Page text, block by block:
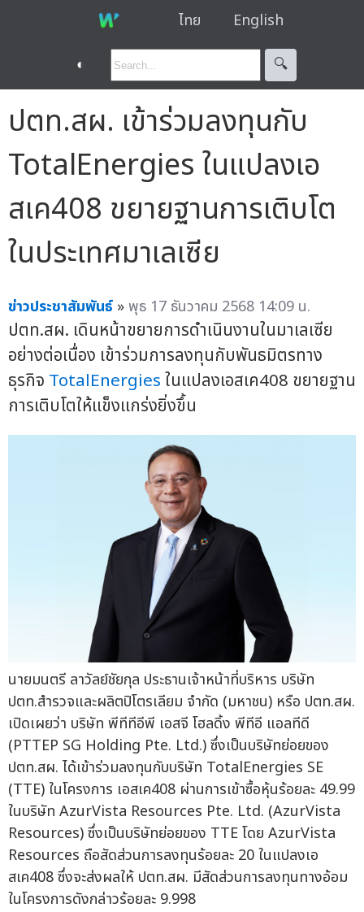
ไทย English
◐ 🔍︎
ปตท.สผ. เข้าร่วมลงทุนกับ
TotalEnergies ในแปลงเอ
สเค408 ขยายฐานการเติบโต
ในประเทศมาเลเซีย
ข่าวประชาสัมพันธ์ »พุธ 17 ธันวาคม 2568 14:09 น.
ปตท.สผ. เดินหน้าขยายการดำเนินงานในมาเลเซีย
อย่างต่อเนื่อง เข้าร่วมการลงทุนกับพันธมิตรทาง
ธุรกิจ TotalEnergiesในแปลงเอสเค408 ขยายฐาน
การเติบโตให้แข็งแกร่งยิ่งขึ้น
นายมนตรี ลาวัลย์ชัยกุล ประธานเจ้าหน้าที่บริหาร บริษัท
ปตท.สำรวจและผลิตปิโตรเลียม จำกัด (มหาชน) หรือ ปตท.สผ.
เปิดเผยว่า บริษัท พีทีทีอีพี เอสจี โฮลดิ้ง พีทีอี แอลทีดี
(PTTEP SG Holding Pte. Ltd.) ซึ่งเป็นบริษัทย่อยของ
ปตท.สผ. ได้เข้าร่วมลงทุนกับบริษัท TotalEnergies SE
(TTE) ในโครงการ เอสเค408 ผ่านการเข้าซื้อหุ้นร้อยละ 49.99
ในบริษัท AzurVista Resources Pte. Ltd. (AzurVista
Resources) ซึ่งเป็นบริษัทย่อยของ TTE โดย AzurVista
Resources ถือสัดส่วนการลงทุนร้อยละ 20 ในแปลงเอ
สเค408 ซึ่งจะส่งผลให้ ปตท.สผ. มีสัดส่วนการลงทุนทางอ้อม
ในโครงการดังกล่าวร้อยละ 9.998